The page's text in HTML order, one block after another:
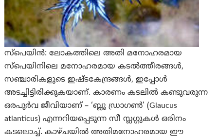
സ്പെയിൻ: ലോകത്തിലെ അതി മനോഹരമായ
സ്പെയിനിലെ മനോഹരമായ കടൽത്തീരങ്ങൾ,
സഞ്ചാരികളുടെ ഇഷ്ടകേന്ദ്രങ്ങൾ, ഇപ്പോൾ
അടച്ചിട്ടിരിക്കുകയാണ്. കാരണം കടലിൽ കണ്ടുവരുന്ന
ഒരപൂർവ ജീവിയാണ് – ‘ബ്ലൂ ഡ്രാഗൺ’ (Glaucus
atlanticus) എന്നറിയപ്പെടുന്ന സീ സ്ലഗ്ഗുകൾ ഒരിനം
കടലൊച്ച്. കാഴ്ചയിൽ അതിമനോഹരമായ ഈ